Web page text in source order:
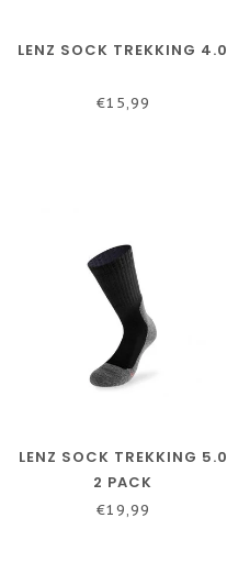
LENZ SOCK TREKKING 4.0
€15,99
LENZ SOCK TREKKING 5.0
2 PACK
€19,99